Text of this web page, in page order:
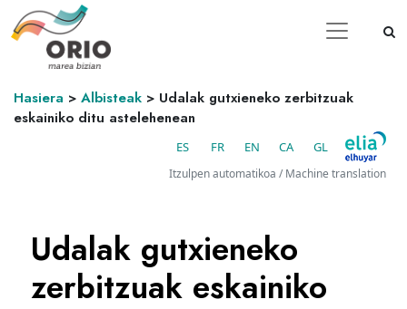
Hasiera > Albisteak > Udalak gutxieneko zerbitzuak
eskainiko ditu astelehenean
ES FR EN CA GL
Itzulpen automatikoa / Machine translation
Udalak gutxieneko
zerbitzuak eskainiko